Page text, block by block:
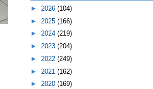
► 2026 (104)
► 2025 (166)
► 2024 (219)
► 2023 (204)
► 2022 (249)
► 2021 (162)
► 2020 (169)